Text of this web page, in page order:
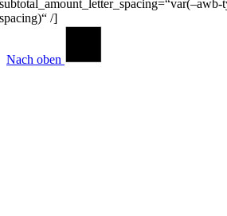
spacing)“ /]
Nach oben